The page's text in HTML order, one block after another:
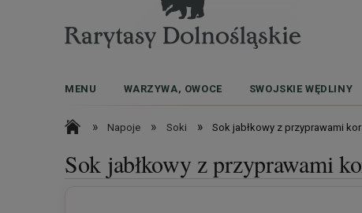
MENU WARZYWA, OWOCE SWOJSKIE WĘDLINY
» Napoje » Soki » Sok jabłkowy z przyprawami
Sok jabłkowy z przyprawami